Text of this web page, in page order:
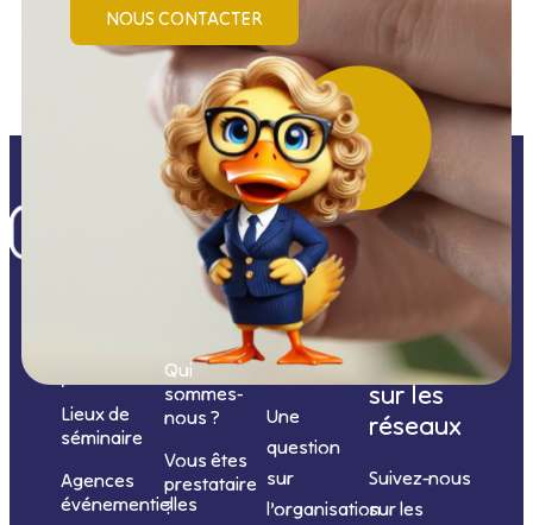
NOUS CONTACTER
prestations
Lieux de
séminaire
Agences
événementielles
Informations
Qui
sommes-
nous ?
Vous êtes
prestataire
?
Nous
contacter
Une
question
sur
l’organisation
Nous
suivre
sur les
réseaux
Suivez-nous
sur les